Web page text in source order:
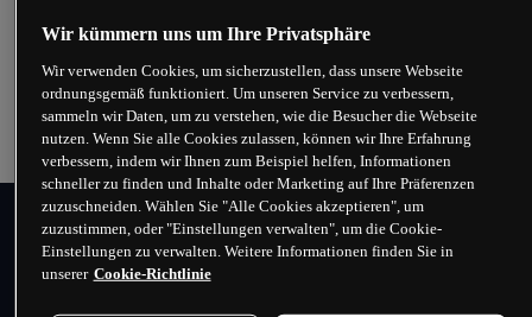
Jetzt MT4 testen
Warum mit MetaTrader 4 bei
Wir kümmern uns um Ihre Privatsphäre
Wir verwenden Cookies, um sicherzustellen, dass unsere Webseite
ordnungsgemäß funktioniert. Um unseren Service zu verbessern,
sammeln wir Daten, um zu verstehen, wie die Besucher die Webseite
nutzen. Wenn Sie alle Cookies zulassen, können wir Ihre Erfahrung
verbessern, indem wir Ihnen zum Beispiel helfen, Informationen
schneller zu finden und Inhalte oder Marketing auf Ihre Präferenzen
zuzuschneiden. Wählen Sie "Alle Cookies akzeptieren", um
zuzustimmen, oder "Einstellungen verwalten", um die Cookie-
Einstellungen zu verwalten. Weitere Informationen finden Sie in
unserer Cookie-Richtlinie